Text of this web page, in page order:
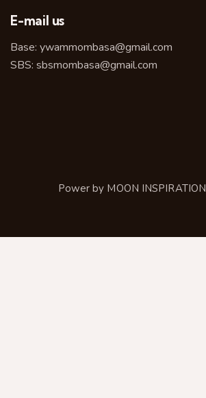
E-mail us
Base: ywammombasa@gmail.com
SBS: sbsmombasa@gmail.com
Power by MOON INSPIRATION